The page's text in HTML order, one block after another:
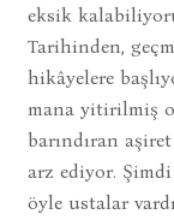
eksik
Tarihinden,
hikâyelere
mana yitirilmiş
barındıran
arz ediyor.
öyle ustalar